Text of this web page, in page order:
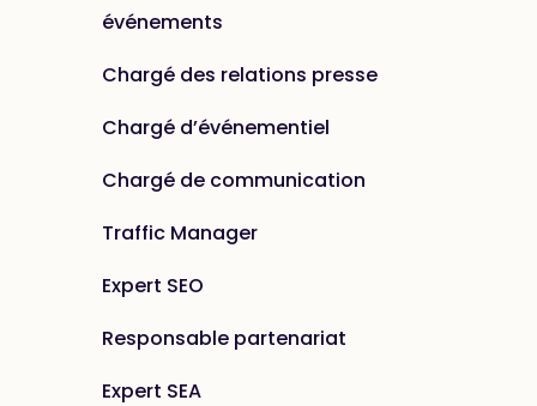
événements
Chargé des relations presse
Chargé d’événementiel
Chargé de communication
Traffic Manager
Expert SEO
Responsable partenariat
Expert SEA